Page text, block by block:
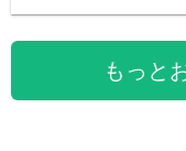
もっと